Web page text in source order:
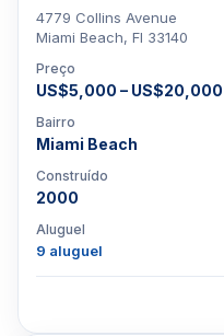
4779 Collins Avenue
Miami Beach, Fl 33140
Preço
US$5,000 – US$20,000
Bairro
Miami Beach
Construído
2000
Aluguel
9 aluguel